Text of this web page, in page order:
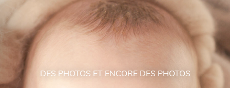
DES PHOTOS ET ENCORE DES PHOTOS